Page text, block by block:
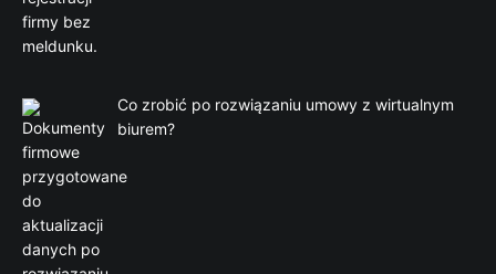
Co zrobić po rozwiązaniu umowy z wirtualnym
biurem?